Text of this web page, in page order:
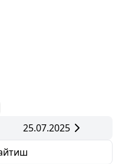
25.07.2025